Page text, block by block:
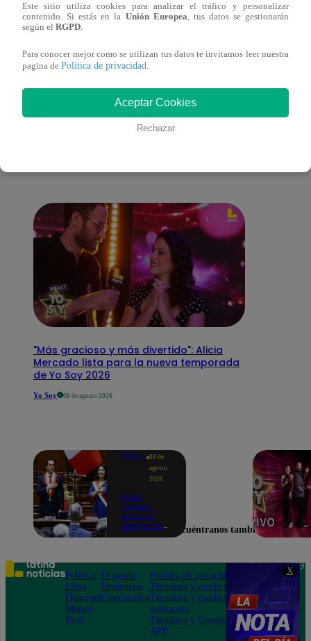
X
antes de Navidad?
También te puede
"Más gracioso y más divertido": Alicia
Mercado lista para la nueva temporada
de Yo Soy 2026
Yo Soy 08 de agosto 2026
Política 08 de
agosto
2026
Keiko
Fujimori
sobre la
inseguridad:
que los
delincuentes
terminen en
prisión”
Este sitio utiliza cookies para analizar el tráfico y personalizar
contenido. Si estás en la Unión Europea , tus datos se gestionarán
según el RGPD
Para conocer mejor como se utilizan tus datos te invitamos leer nuestra
pagina de Política de privacidad
Aceptar Cookies
Rechazar
Encuéntranos también en
Política
Lima
Deportes
Mundo
Perú
Te ayudo
Tendencias
Espectáculos
Política de privacidad
Términos y condiciones
Términos y condiciones
aplicación
Términos y Condiciones
APP
Teléfono: 219
Av. San
Felipe 968
Jesús María